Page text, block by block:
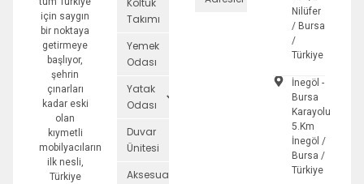
için saygın
bir noktaya
getirmeye
başlıyor,
şehrin
çınarları
kadar eski
olan
kıymetli
mobilyacıların
ilk nesli,
Türkiye
Koltuk
Takımı
Yemek
Odası
Yatak
Odası
Duvar
Ünitesi
Aksesuarlar
Nilüfer
/ Bursa
/
Türkiye
İnegöl -
Bursa
Karayolu
5.Km
İnegöl /
Bursa /
Türkiye